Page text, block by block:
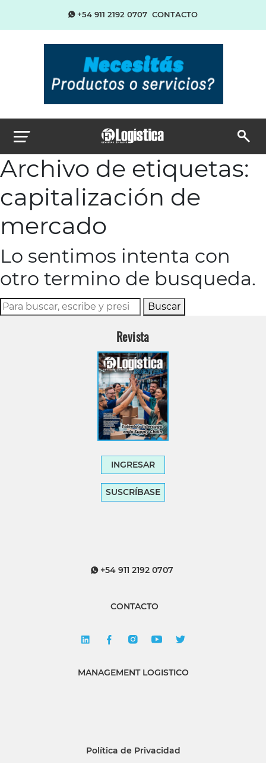
+54 911 2192 0707 CONTACTO
Archivo de etiquetas:
capitalización de
mercado
Lo sentimos intenta con
otro termino de busqueda.
Buscar
Revista
INGRESAR
SUSCRÍBASE
+54 911 2192 0707
CONTACTO
MANAGEMENT LOGISTICO
Política de Privacidad